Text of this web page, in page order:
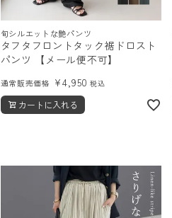
旬シルエットな艶パンツ
タフタフロントタック裾ドロスト
パンツ 【メール便不可】
通常販売価格 ¥4,950 税込
カートに入れる